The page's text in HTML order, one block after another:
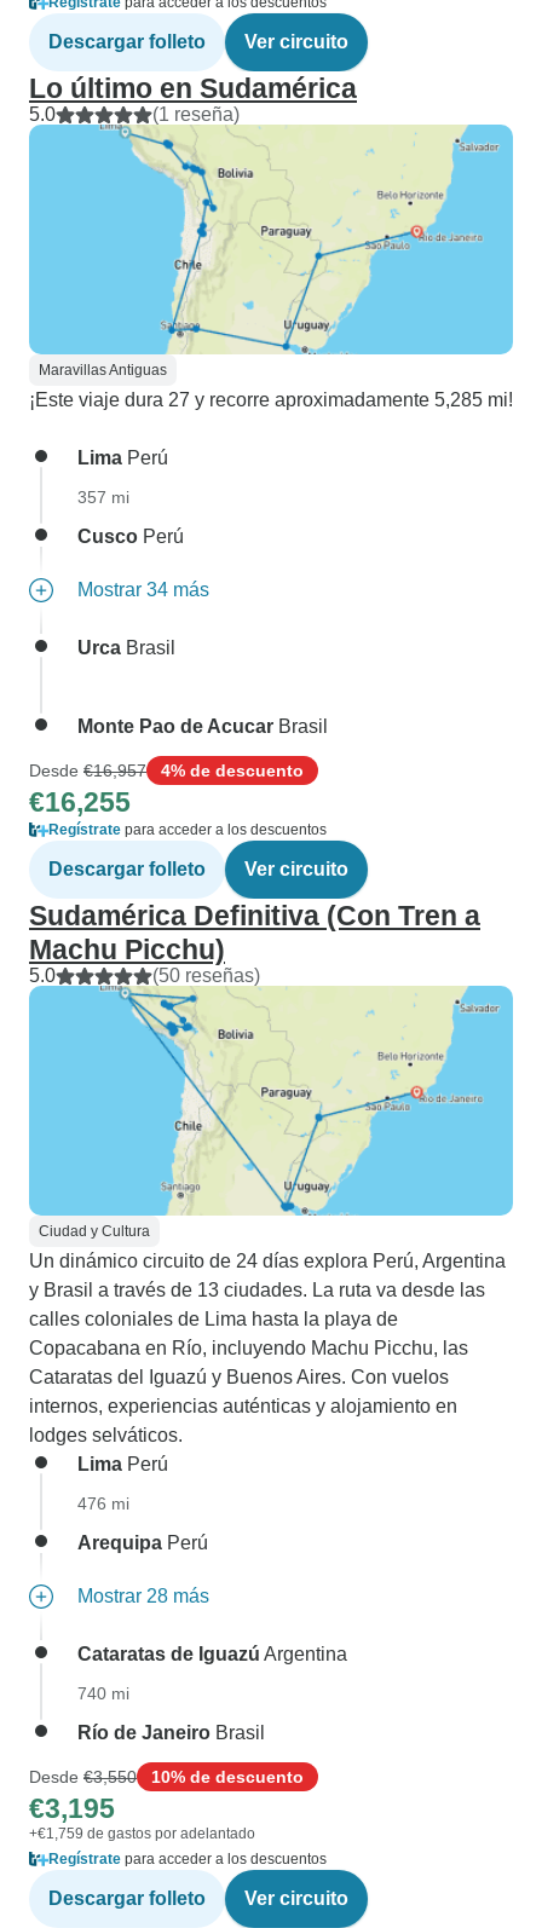
Descargar folleto Ver circuito
Lo último en Sudamérica
5.0 (1 reseña)
Maravillas Antiguas
¡Este viaje dura 27 y recorre aproximadamente 5,285 mi!
Lima Perú
357 mi
Cusco Perú
Mostrar 34 más
Urca Brasil
Monte Pao de Acucar Brasil
Desde €16,957 4% de descuento
€16,255
Regístrate para acceder a los descuentos
Descargar folleto Ver circuito
Sudamérica Definitiva (Con Tren a
Machu Picchu)
5.0 (50 reseñas)
Ciudad y Cultura
Un dinámico circuito de 24 días explora Perú, Argentina
y Brasil a través de 13 ciudades. La ruta va desde las
calles coloniales de Lima hasta la playa de
Copacabana en Río, incluyendo Machu Picchu, las
Cataratas del Iguazú y Buenos Aires. Con vuelos
internos, experiencias auténticas y alojamiento en
lodges selváticos.
Lima Perú
476 mi
Arequipa Perú
Mostrar 28 más
Cataratas de Iguazú Argentina
740 mi
Río de Janeiro Brasil
Desde €3,550 10% de descuento
€3,195
+€1,759 de gastos por adelantado
Regístrate para acceder a los descuentos
Descargar folleto Ver circuito